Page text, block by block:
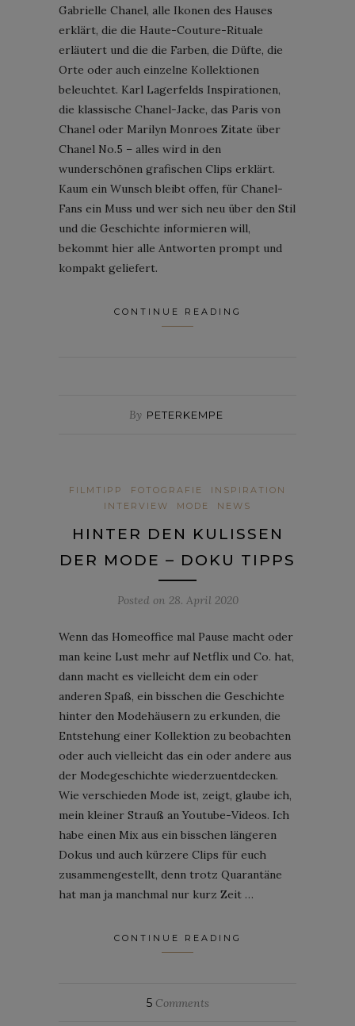
Gabrielle Chanel, alle Ikonen des Hauses
erklärt, die die Haute-Couture-Rituale
erläutert und die die Farben, die Düfte, die
Orte oder auch einzelne Kollektionen
beleuchtet. Karl Lagerfelds Inspirationen,
die klassische Chanel-Jacke, das Paris von
Chanel oder Marilyn Monroes Zitate über
Chanel No.5 – alles wird in den
wunderschönen grafischen Clips erklärt.
Kaum ein Wunsch bleibt offen, für Chanel-
Fans ein Muss und wer sich neu über den Stil
und die Geschichte informieren will,
bekommt hier alle Antworten prompt und
kompakt geliefert.
CONTINUE READING
By PETERKEMPE
FILMTIPP FOTOGRAFIE
INSPIRATION
INTERVIEW
MODE NEWS
HINTER DEN KULISSEN
DER MODE – DOKU TIPPS
Posted on 28. April 2020
Wenn das Homeoffice mal Pause macht oder
man keine Lust mehr auf Netflix und Co. hat,
dann macht es vielleicht dem ein oder
anderen Spaß, ein bisschen die Geschichte
hinter den Modehäusern zu erkunden, die
Entstehung einer Kollektion zu beobachten
oder auch vielleicht das ein oder andere aus
der Modegeschichte wiederzuentdecken.
Wie verschieden Mode ist, zeigt, glaube ich,
mein kleiner Strauß an Youtube-Videos. Ich
habe einen Mix aus ein bisschen längeren
Dokus und auch kürzere Clips für euch
zusammengestellt, denn trotz Quarantäne
hat man ja manchmal nur kurz Zeit …
CONTINUE READING
5Comments